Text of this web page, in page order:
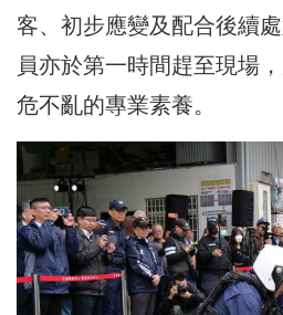
客、初步應變及配合後續
員亦於第一時間趕至現場
危不亂的專業素養。